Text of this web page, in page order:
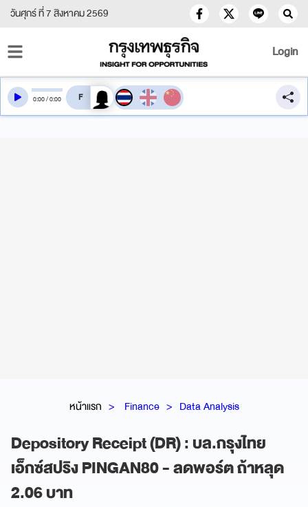
วันศุกร์ ที่ 7 สิงหาคม 2569
Login
หน้าแรก Finance Data Analysis
Depository Receipt (DR) : บล.กรุงไทย
เอ็กซ์สปริง PINGAN80 - ลดพอร์ต ถ้าหลุด
2.06 บาท
0:00/0:00 สลับเสียงอ่าน